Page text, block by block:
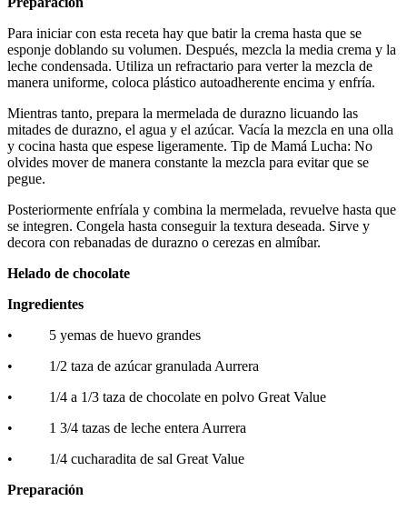
Para iniciar con esta receta hay que batir la crema hasta que se
esponje doblando su volumen. Después, mezcla la media crema y la
leche condensada. Utiliza un refractario para verter la mezcla de
manera uniforme, coloca plástico autoadherente encima y enfría.
Mientras tanto, prepara la mermelada de durazno licuando las
mitades de durazno, el agua y el azúcar. Vacía la mezcla en una olla
y cocina hasta que espese ligeramente. Tip de Mamá Lucha: No
olvides mover de manera constante la mezcla para evitar que se
pegue.
Posteriormente enfríala y combina la mermelada, revuelve hasta que
se integren. Congela hasta conseguir la textura deseada. Sirve y
decora con rebanadas de durazno o cerezas en almíbar.
Helado de chocolate
Ingredientes
• 5 yemas de huevo grandes
• 1/2 taza de azúcar granulada Aurrera
• 1/4 a 1/3 taza de chocolate en polvo Great Value
• 1 3/4 tazas de leche entera Aurrera
• 1/4 cucharadita de sal Great Value
Preparación